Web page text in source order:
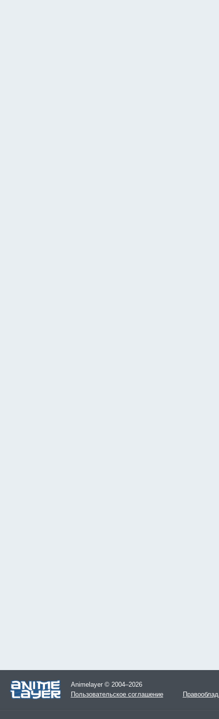
Animelayer © 2004–2026
Пользовательское соглашение